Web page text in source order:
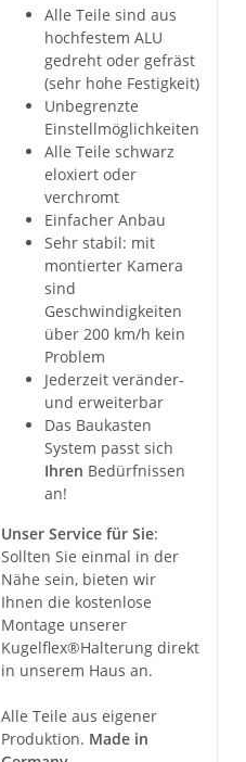
Alle Teile sind aus
hochfestem ALU
gedreht oder gefräst
(sehr hohe Festigkeit)
Unbegrenzte
Einstellmöglichkeiten
Alle Teile schwarz
eloxiert oder
verchromt
Einfacher Anbau
Sehr stabil: mit
montierter Kamera
sind
Geschwindigkeiten
über 200 km/h kein
Problem
Jederzeit veränder-
und erweiterbar
Das Baukasten
System passt sich
Ihren Bedürfnissen
an!
Unser Service für Sie:
Sollten Sie einmal in der
Nähe sein, bieten wir
Ihnen die kostenlose
Montage unserer
Kugelflex®Halterung direkt
in unserem Haus an.
Alle Teile aus eigener
Produktion. Made in